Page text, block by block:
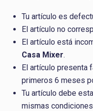
Tu artículo es
El artículo no
El artículo está
Casa Mixer.
El artículo presenta
primeros 6 meses
Tu artículo debe
mismas